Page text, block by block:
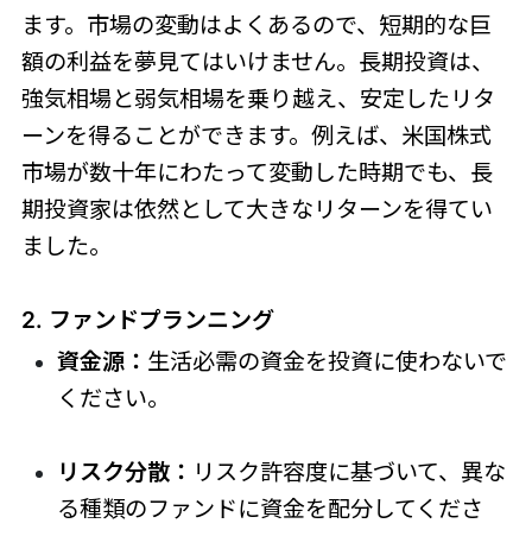
ます。市場の変動はよくあるので、短期的な巨
額の利益を夢見てはいけません。長期投資は、
強気相場と弱気相場を乗り越え、安定したリタ
ーンを得ることができます。例えば、米国株式
市場が数十年にわたって変動した時期でも、長
期投資家は依然として大きなリターンを得てい
ました。
2. ファンドプランニング
資金源： 生活必需の資金を投資に使わないで
ください。
リスク分散： リスク許容度に基づいて、異な
る種類のファンドに資金を配分してくださ